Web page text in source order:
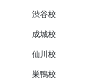
渋谷校
成城校
仙川校
巣鴨校